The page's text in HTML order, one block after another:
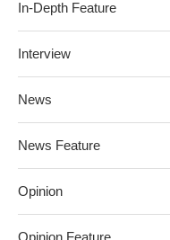
In-Depth Feature
Interview
News
News Feature
Opinion
Opinion Feature